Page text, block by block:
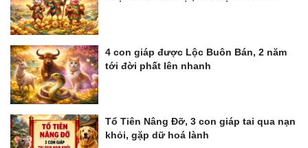
4 con giáp được Lộc Buôn Bán, 2 năm
tới đời phất lên nhanh
Tổ Tiên Nâng Đỡ, 3 con giáp tai qua nạn
khỏi, gặp dữ hoá lành